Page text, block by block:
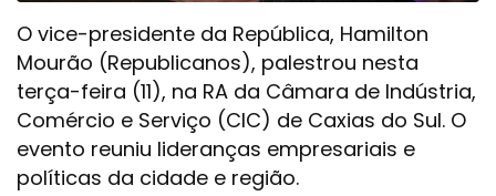
O vice-presidente da República, Hamilton
Mourão (Republicanos), palestrou nesta
terça-feira (11), na RA da Câmara de Indústria,
Comércio e Serviço (CIC) de Caxias do Sul. O
evento reuniu lideranças empresariais e
políticas da cidade e região.